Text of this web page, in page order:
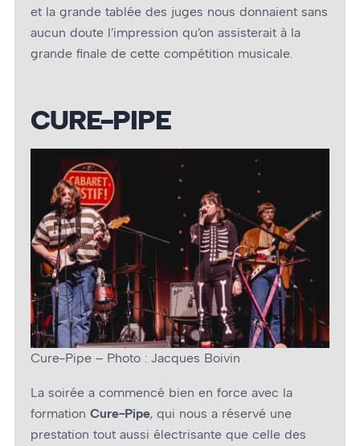
et la grande tablée des juges nous donnaient sans
aucun doute l’impression qu’on assisterait à la
grande finale de cette compétition musicale.
CURE-PIPE
Cure-Pipe – Photo : Jacques Boivin
La soirée a commencé bien en force avec la
formation Cure-Pipe, qui nous a réservé une
prestation tout aussi électrisante que celle des